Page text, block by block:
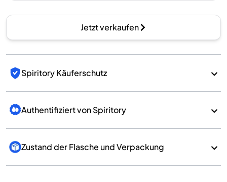
Jetzt verkaufen
Spiritory Käuferschutz
Authentifiziert von Spiritory
Zustand der Flasche und Verpackung